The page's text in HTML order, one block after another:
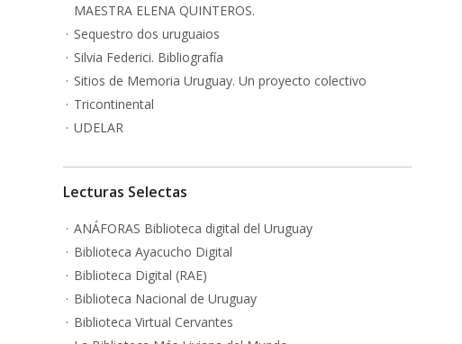
MAESTRA ELENA QUINTEROS.
Sequestro dos uruguaios
Silvia Federici. Bibliografía
Sitios de Memoria Uruguay. Un proyecto colectivo
Tricontinental
UDELAR
Lecturas Selectas
ANÁFORAS Biblioteca digital del Uruguay
Biblioteca Ayacucho Digital
Biblioteca Digital (RAE)
Biblioteca Nacional de Uruguay
Biblioteca Virtual Cervantes